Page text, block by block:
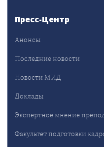
Пресс-Центр
Анонсы
Последние новости
Новости МИД
Доклады
Экспертное мнение
Факультет подготовки